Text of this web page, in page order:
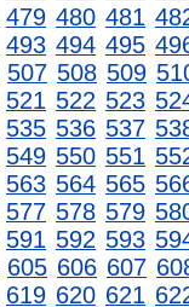
479 480 481
493 494 495
507 508 509
521 522 523
535 536 537
549 550 551
563 564 565
577 578 579
591 592 593
605 606 607
619 620 621